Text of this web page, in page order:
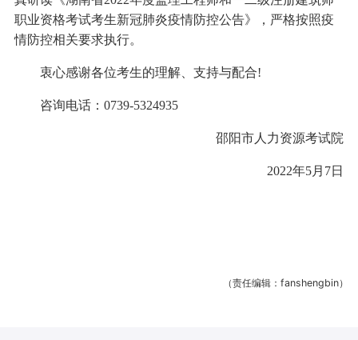
职业资格考试考生新冠肺炎疫情防控公告》，严格按照疫
情防控相关要求执行。
衷心感谢各位考生的理解、支持与配合!
咨询电话：0739-5324935
邵阳市人力资源考试院
2022年5月7日
（责任编辑：fanshengbin）